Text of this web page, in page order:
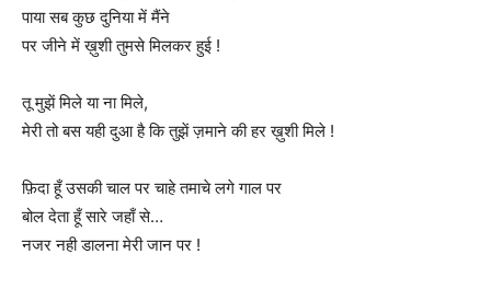
पाया सब कुछ दुनिया में मैंने
पर जीने में ख़ुशी तुमसे मिलकर हुई !
तू मुझें मिले या ना मिले,
मेरी तो बस यही दुआ है कि तुझें ज़माने की हर ख़ुशी मिले !
फ़िदा हूँ उसकी चाल पर चाहे तमाचे लगे गाल पर
बोल देता हूँ सारे जहाँ से…
नजर नही डालना मेरी जान पर !